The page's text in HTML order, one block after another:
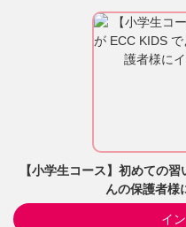
【小学生コース】初めての
んの保護者
イ